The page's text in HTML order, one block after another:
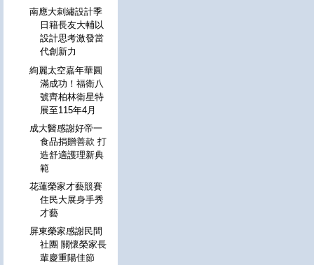
南應大刺繡設計季
日籍長友大輔以
設計思考激發當
代創新力
絢麗太空嘉年華圓
滿成功！福衛八
號齊柏林衛星特
展至115年4月
成大醫感謝好帝一
食品捐贈善款 打
造舒適護理新典
範
花蓮榮家才藝競賽
住民大展身手秀
才藝
屏東榮家感謝民間
社團 關懷榮家長
輩慶重陽佳節